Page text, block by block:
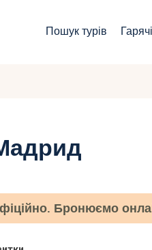
Пошук турів
Бронюємо